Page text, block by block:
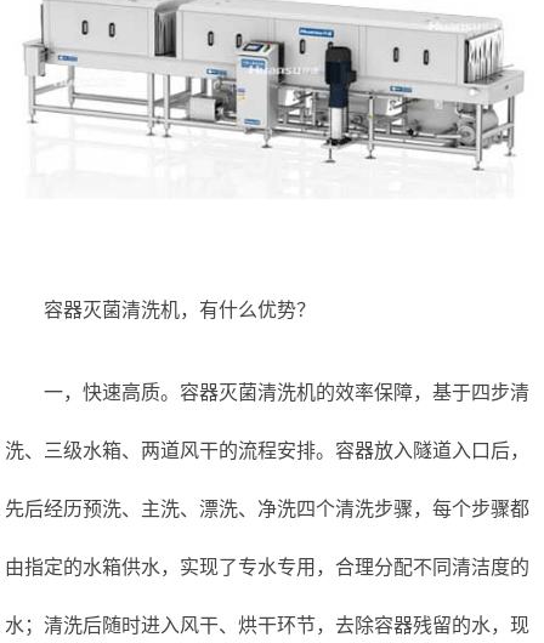
容器灭菌清洗机，有什么优势？
一，快速高质。 容器灭菌清洗机的效率保障，基于四步清
洗、 三级水箱、两道风干的流程安排。容器放入隧道入口后，
先后经历预洗、主洗、漂洗、净洗四个清洗步骤，每个步骤都
由指定的水箱供水，实现了专水专用，合理分配不同清洁度的
水；清洗后随时进入风干、烘干环节，去除容器残留的水，现